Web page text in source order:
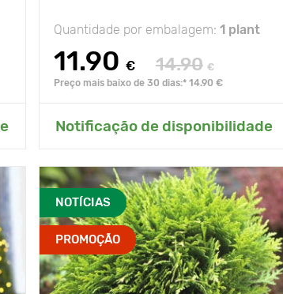
Quantidade por embalagem: 1 plant
11.90 € 14.90 €
Preço mais baixo de 30 dias:* 14.90 €
Notificação de disponibilidade
Adicionar ao meu jardim
NOTÍCIAS
PROMOÇÃO